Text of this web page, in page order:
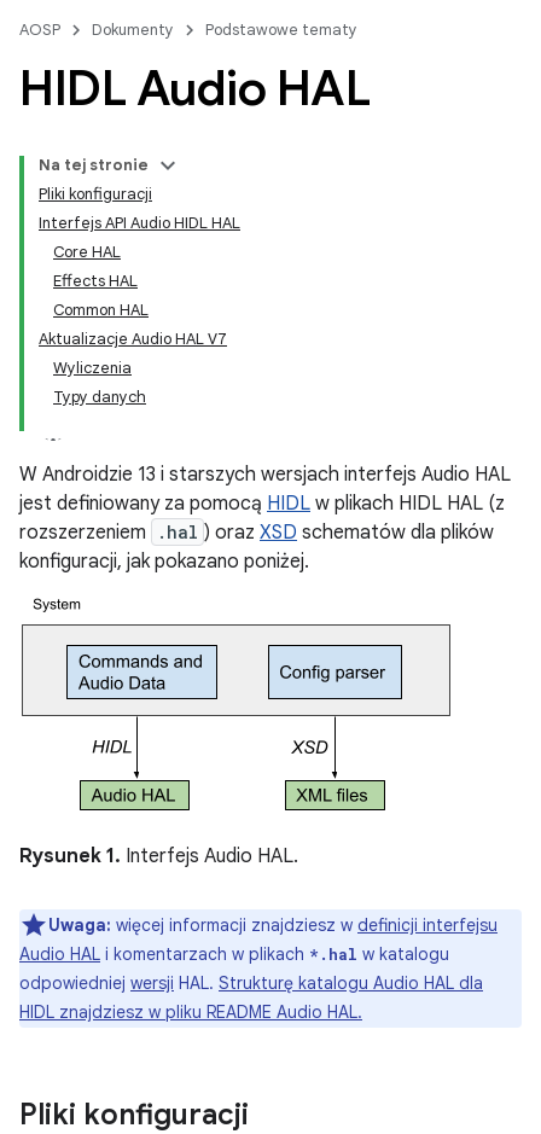
AOSP Dokumenty Podstawowe tematy
HIDL Audio HAL
Na tej stronie
Pliki konfiguracji
Interfejs API Audio HIDL HAL
Core HAL
Effects HAL
Common HAL
Aktualizacje Audio HAL V7
Wyliczenia
Typy danych
W Androidzie 13 i starszych wersjach interfejs Audio HAL
jest definiowany za pomocą HIDL w plikach HIDL HAL (z
rozszerzeniem
.hal ) oraz XSD schematów dla plików
konfiguracji, jak pokazano poniżej.
Rysunek 1. Interfejs Audio HAL.
Uwaga: więcej informacji znajdziesz w definicji interfejsu
Audio HAL i komentarzach w plikach *.hal w katalogu
odpowiedniej wersji HAL. Strukturę katalogu Audio HAL dla
HIDL znajdziesz w pliku README Audio HAL.
Pliki konfiguracji